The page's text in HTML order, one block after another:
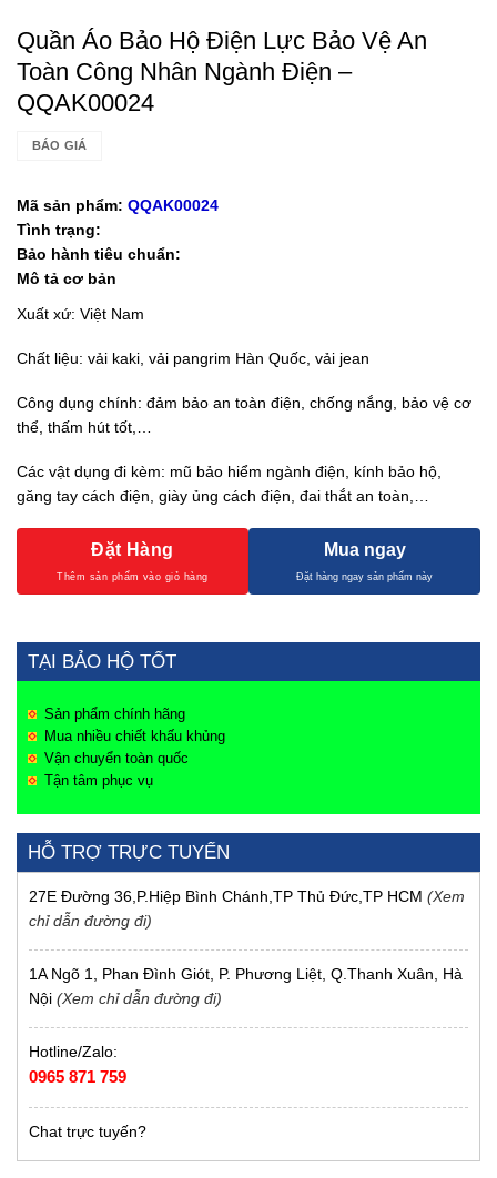
Quần Áo Bảo Hộ Điện Lực Bảo Vệ An
Toàn Công Nhân Ngành Điện –
QQAK00024
BÁO GIÁ
Mã sản phẩm: QQAK00024
Tình trạng:
Bảo hành tiêu chuẩn:
Mô tả cơ bản
Xuất xứ: Việt Nam
Chất liệu: vải kaki, vải pangrim Hàn Quốc, vải jean
Công dụng chính: đảm bảo an toàn điện, chống nắng, bảo vệ cơ
thể, thấm hút tốt,…
Các vật dụng đi kèm: mũ bảo hiểm ngành điện, kính bảo hộ,
găng tay cách điện, giày ủng cách điện, đai thắt an toàn,…
Đặt Hàng Mua ngay
TẠI BẢO HỘ TỐT
Sản phẩm chính hãng
Mua nhiều chiết khấu khủng
Vận chuyển toàn quốc
Tận tâm phục vụ
HỖ TRỢ TRỰC TUYẾN
27E Đường 36,P.Hiệp Bình Chánh,TP Thủ Đức,TP HCM (Xem
chỉ dẫn đường đi)
1A Ngõ 1, Phan Đình Giót, P. Phương Liệt, Q.Thanh Xuân, Hà
Nội (Xem chỉ dẫn đường đi)
Hotline/Zalo:
0965 871 759
Chat trực tuyến?